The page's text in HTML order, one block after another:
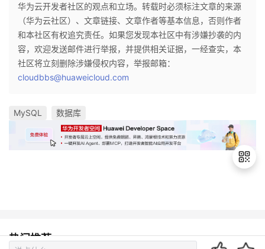
华为云开发者社区的观点和立场。转载时必须标注文章的来源
（华为云社区）、文章链接、文章作者等基本信息，否则作者
和本社区有权追究责任。如果您发现本社区中有涉嫌抄袭的内
容，欢迎发送邮件进行举报，并提供相关证据，一经查实，本
社区将立刻删除涉嫌侵权内容，举报邮箱：
cloudbbs@huaweicloud.com
MySQL 数据库
热门推荐